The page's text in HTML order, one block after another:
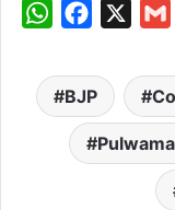
W
a
t
c
e
b
o
i
l
BJP